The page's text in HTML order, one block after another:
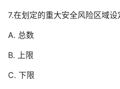
7.在划定的重大安全风险区域设
A. 总数
B. 上限
C. 下限